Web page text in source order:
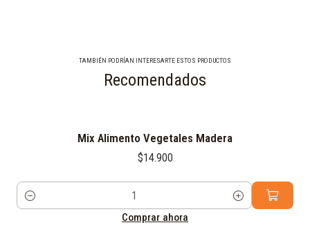
TAMBIÉN PODRÍAN INTERESARTE ESTOS PRODUCTOS
Recomendados
Mix Alimento Vegetales Madera
$14.900
Cantidad
Comprar ahora